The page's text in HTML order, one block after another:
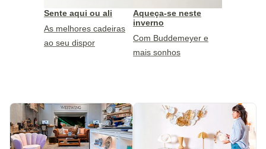
Sente aqui ou ali
As melhores cadeiras
ao seu dispor
Aqueça-se neste
inverno
Com Buddemeyer e
mais sonhos